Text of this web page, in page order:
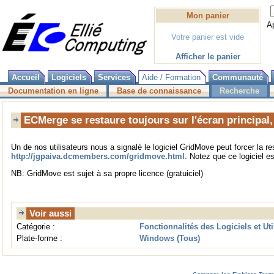
Mon panier
Votre panier est vide
Afficher le panier
Accueil Logiciels Services Aide / Formation
Communauté
Documentation en ligne
Base de connaissance Recherche
ECMerge se restaure toujours sur l'écran
Un de nos utilisateurs nous a signalé le logiciel GridMove peut forcer la
http://jgpaiva.dcmembers.com/gridmove.html . Notez que ce logiciel
NB: GridMove est sujet à sa propre licence (gratuiciel)
Voir aussi
Catégorie :
Fonctionnalités des Logiciels et
Plate-forme :
Windows (Tous)